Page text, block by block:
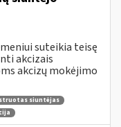
suteikia teisę
akcizais
akcizų mokėjimo
siuntėjas